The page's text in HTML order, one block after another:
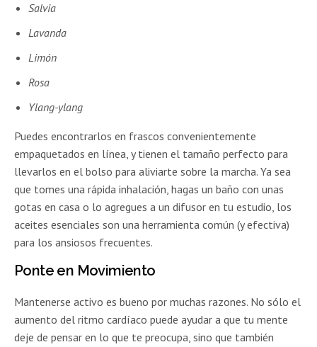
Salvia
Lavanda
Limón
Rosa
Ylang-ylang
Puedes encontrarlos en frascos convenientemente
empaquetados en línea, y tienen el tamaño perfecto para
llevarlos en el bolso para aliviarte sobre la marcha. Ya sea
que tomes una rápida inhalación, hagas un baño con unas
gotas en casa o lo agregues a un difusor en tu estudio, los
aceites esenciales son una herramienta común (y efectiva)
para los ansiosos frecuentes.
Ponte en Movimiento
Mantenerse activo es bueno por muchas razones. No sólo el
aumento del ritmo cardíaco puede ayudar a que tu mente
deje de pensar en lo que te preocupa, sino que también